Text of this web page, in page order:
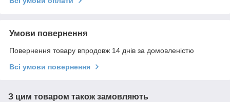
Умови повернення
Повернення товару впродовж 14 днів за домовленістю
Всі умови повернення
З цим товаром також замовляють